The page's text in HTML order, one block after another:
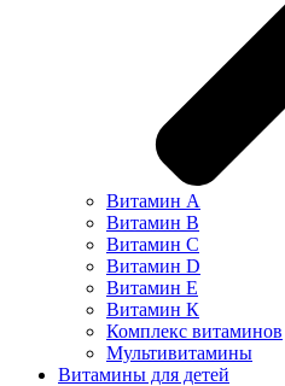
Витамин А
Витамин В
Витамин С
Витамин D
Витамин Е
Витамин К
Комплекс витаминов
Мультивитамины
Витамины для детей